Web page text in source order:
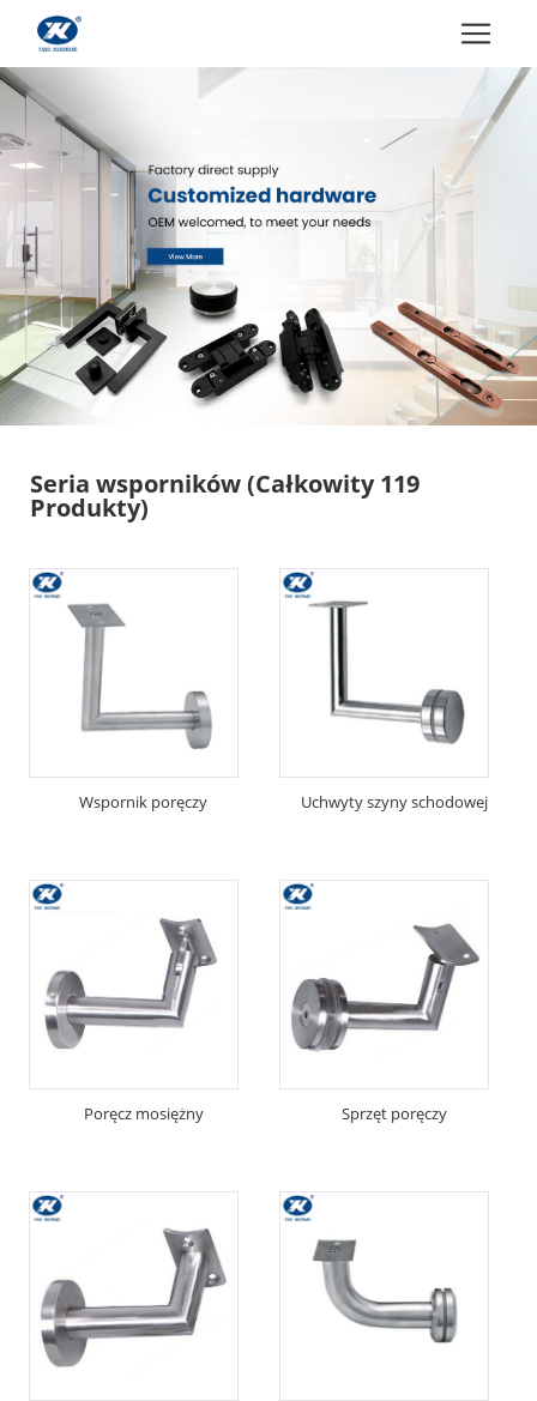
Seria wsporników(Całkowity 119
Produkty)
Wspornik poręczy Uchwyty szyny schodowej
Poręcz mosiężny Sprzęt poręczy